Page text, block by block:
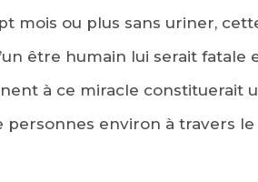
mois ou plus sans uriner,
être humain lui serait fatale
à ce miracle constituerait
environ à travers